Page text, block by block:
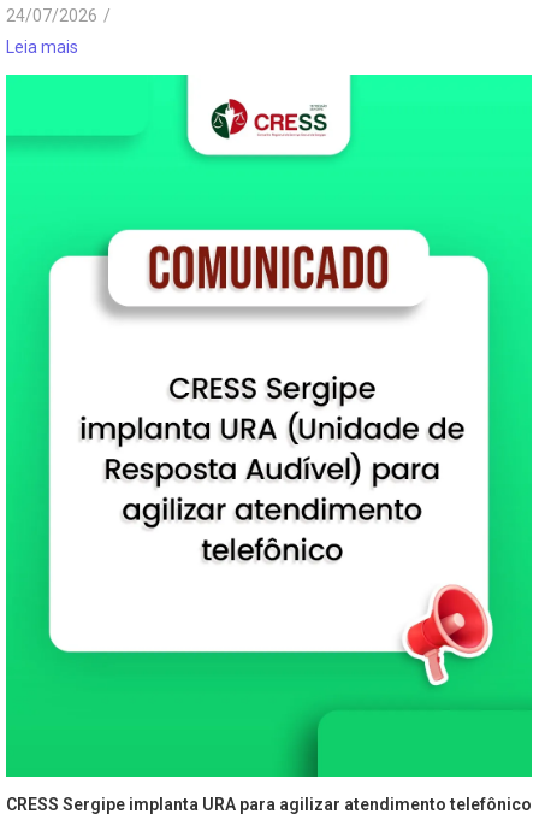
24/07/2026 /
Leia mais
CRESS Sergipe implanta URA para agilizar atendimento telefônico